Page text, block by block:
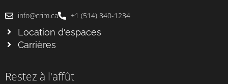
info@crim.ca +1 (514) 840-1234
Location d'espaces
Carrières
Restez à l'affût